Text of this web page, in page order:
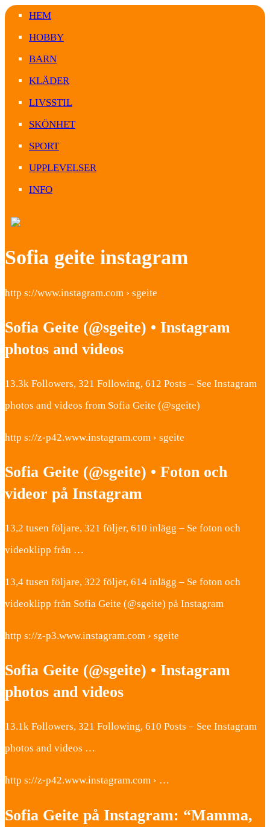
HEM
HOBBY
BARN
KLÄDER
LIVSSTIL
SKÖNHET
SPORT
UPPLEVELSER
INFO
Sofia geite instagram
http s://www.instagram.com › sgeite
Sofia Geite (@sgeite) • Instagram
photos and videos
13.3k Followers, 321 Following, 612 Posts – See Instagram
photos and videos from Sofia Geite (@sgeite)
http s://z-p42.www.instagram.com › sgeite
Sofia Geite (@sgeite) • Foton och
videor på Instagram
13,2 tusen följare, 321 följer, 610 inlägg – Se foton och
videoklipp från …
13,4 tusen följare, 322 följer, 614 inlägg – Se foton och
videoklipp från Sofia Geite (@sgeite) på Instagram
http s://z-p3.www.instagram.com › sgeite
Sofia Geite (@sgeite) • Instagram
photos and videos
13.1k Followers, 321 Following, 610 Posts – See Instagram
photos and videos …
http s://z-p42.www.instagram.com › …
Sofia Geite på Instagram: “Mamma,